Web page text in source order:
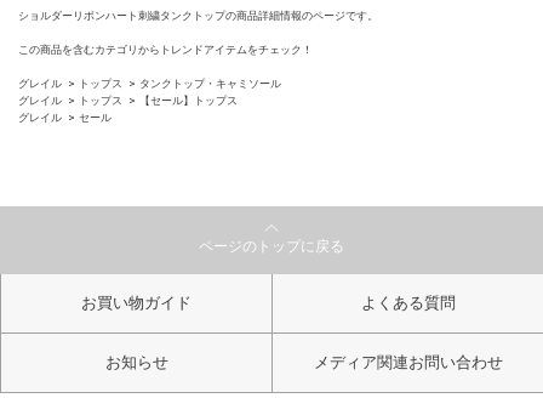
ショルダーリボンハート刺繍タンクトップの商品詳細情報のページです。
この商品を含むカテゴリからトレンドアイテムをチェック！
グレイル トップス
タンクトップ・キャミソール
グレイル
トップス
【セール】トップス
グレイル
セール
ページのトップに戻る
お買い物ガイド よくある質問
お知らせ メディア関連お問い合わせ